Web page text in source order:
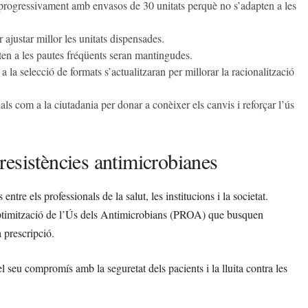
amb envasos de 30 unitats perquè no s’adapten a les
ajustar millor les unitats dispensades.
a les pautes fréqüents seran mantingudes.
la selecció de formats s’actualitzaran per millorar la racionalització
com a la ciutadania per donar a conèixer els canvis i reforçar l’ús
antimicrobianes
els professionals de la salut, les institucions i la societat.
de l’Ús dels Antimicrobians (PROA) que busquen
prescripció.
compromís amb la seguretat dels pacients i la lluita contra les